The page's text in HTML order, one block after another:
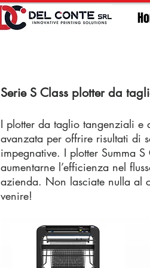
Serie S Class plotter da
I plotter da taglio tangenziali e
avanzata per offrire risultati di
impegnative. I plotter Summa
aumentarne l’efficienza nel
azienda. Non lasciate nulla al
venire!